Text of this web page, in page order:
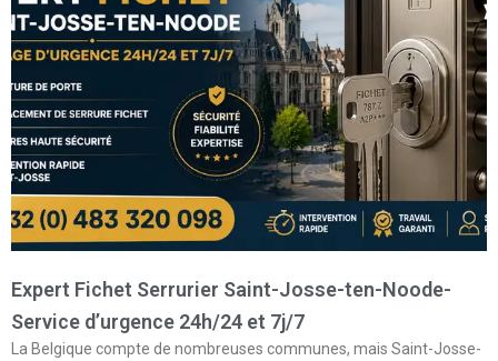
Expert Fichet Serrurier Saint-Josse-ten-Noode-
Service d’urgence 24h/24 et 7j/7
La Belgique compte de nombreuses communes, mais Saint-Josse-